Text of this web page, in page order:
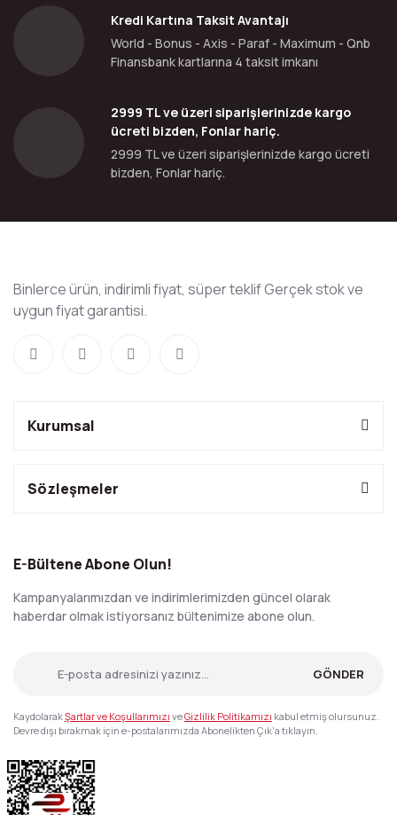
Kredi Kartına Taksit Avantajı
World - Bonus - Axis - Paraf - Maximum - Qnb
Finansbank kartlarına 4 taksit imkanı
2999 TL ve üzeri siparişlerinizde kargo
ücreti bizden, Fonlar hariç.
2999 TL ve üzeri siparişlerinizde kargo ücreti
bizden, Fonlar hariç.
Binlerce ürün, indirimli fiyat, süper teklif Gerçek stok ve
uygun fiyat garantisi.
Kurumsal
Sözleşmeler
E-Bültene Abone Olun!
Kampanyalarımızdan ve indirimlerimizden güncel olarak
haberdar olmak istiyorsanız bültenimize abone olun.
GÖNDER
KaydolarakŞartlar ve Koşullarımızı veGizlilik Politikamızı kabul etmiş olursunuz.
Devre dışı bırakmak için e-postalarımızda Abonelikten Çık'a tıklayın.